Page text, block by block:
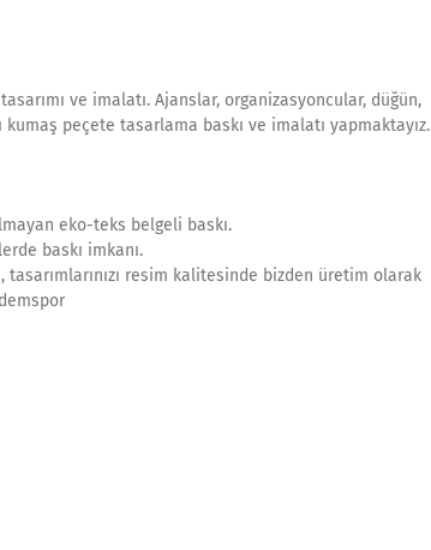
ve imalatı. Ajanslar, organizasyoncular, düğün,
peçete tasarlama baskı ve imalatı yapmaktayız.
eko-teks belgeli baskı.
baskı imkanı.
resim kalitesinde bizden üretim olarak